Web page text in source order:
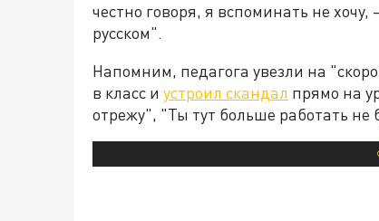
честно говоря, я вспоминать не
русском".
Напомним, педагога увезли на
в класс и устроил скандал прямо на
отрежу", "Ты тут больше работать не